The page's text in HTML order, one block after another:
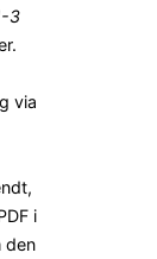
3
via
i
den